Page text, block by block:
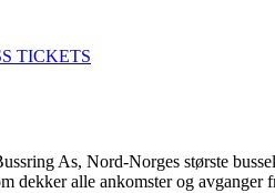
TICKETS
As, Nord-Norges største
dekker alle ankomster og avganger